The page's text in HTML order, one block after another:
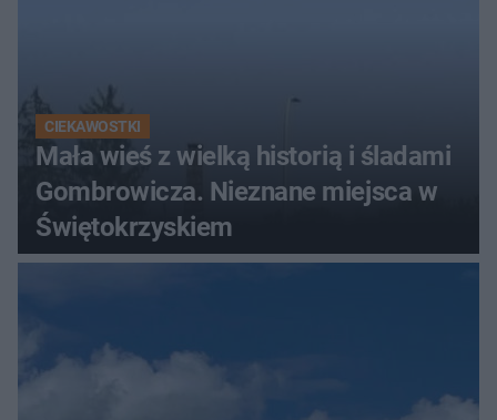
CIEKAWOSTKI
Mała wieś z wielką historią i śladami
Gombrowicza. Nieznane miejsca w
Świętokrzyskiem